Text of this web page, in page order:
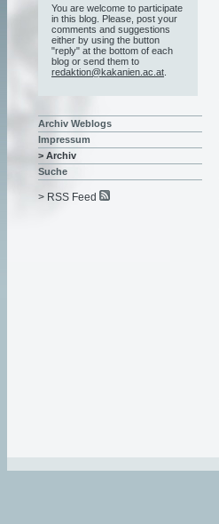
You are welcome to participate
in this blog. Please, post your
comments and suggestions
either by using the button
"reply" at the bottom of each
blog or send them to
redaktion@kakanien.ac.at
Archiv Weblogs
Impressum
> Archiv
Suche
> RSS Feed